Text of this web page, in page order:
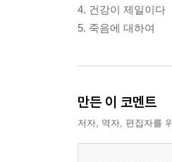
4. 건강이 제일이다
5. 죽음에 대하여
만든 이 코멘트
저자, 역자, 편집자를